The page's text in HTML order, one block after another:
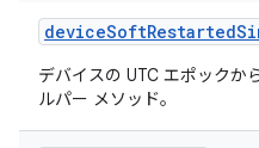
deviceSoftRestarted
デバイスの UTC エポックか
ルパー メソッド。